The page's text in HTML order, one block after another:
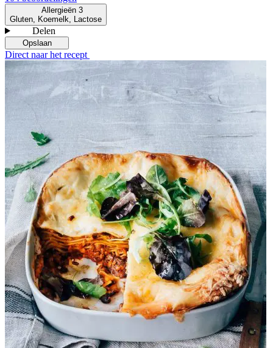
Allergieën 3
Gluten, Koemelk, Lactose
Delen
Opslaan
Direct naar het recept